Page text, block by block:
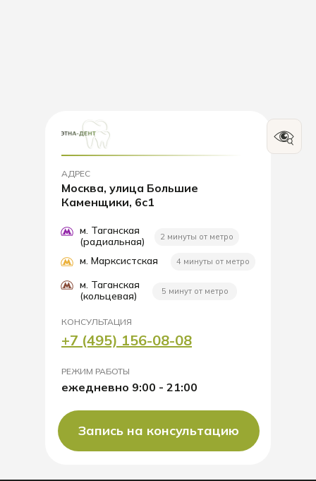
АДРЕС
Москва, улица Большие
Каменщики, 6с1
КОНСУЛЬТАЦИЯ
РЕЖИМ РАБОТЫ
ежедневно 9:00 - 21:00
+7 (495) 156-08-08
Запись на консультацию
2 минуты от метро
м. Таганская
(радиальная)
4 минуты от метро
5 минут от метро
м. Марксистская
м. Таганская
(кольцевая)